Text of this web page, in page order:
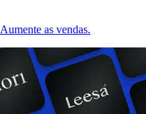
as vendas.